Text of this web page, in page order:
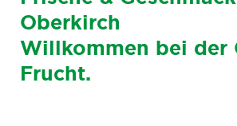
Oberkirch
Willkommen bei der
Frucht.